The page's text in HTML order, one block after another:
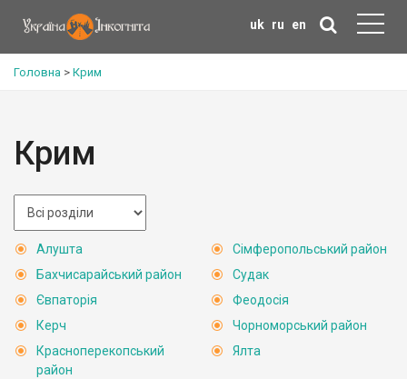
uk ru en
Головна > Крим
Крим
Алушта
Бахчисарайський район
Євпаторія
Керч
Красноперекопський
район
Сімферопольський район
Судак
Феодосія
Чорноморський район
Ялта